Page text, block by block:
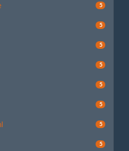
5
5
5
5
5
5
5
5